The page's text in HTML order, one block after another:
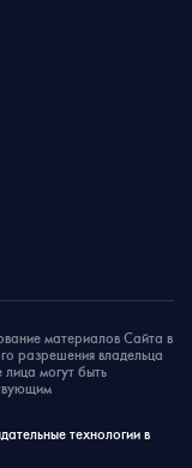
материалов Сайта в
разрешения владельца
могут быть
технологии в